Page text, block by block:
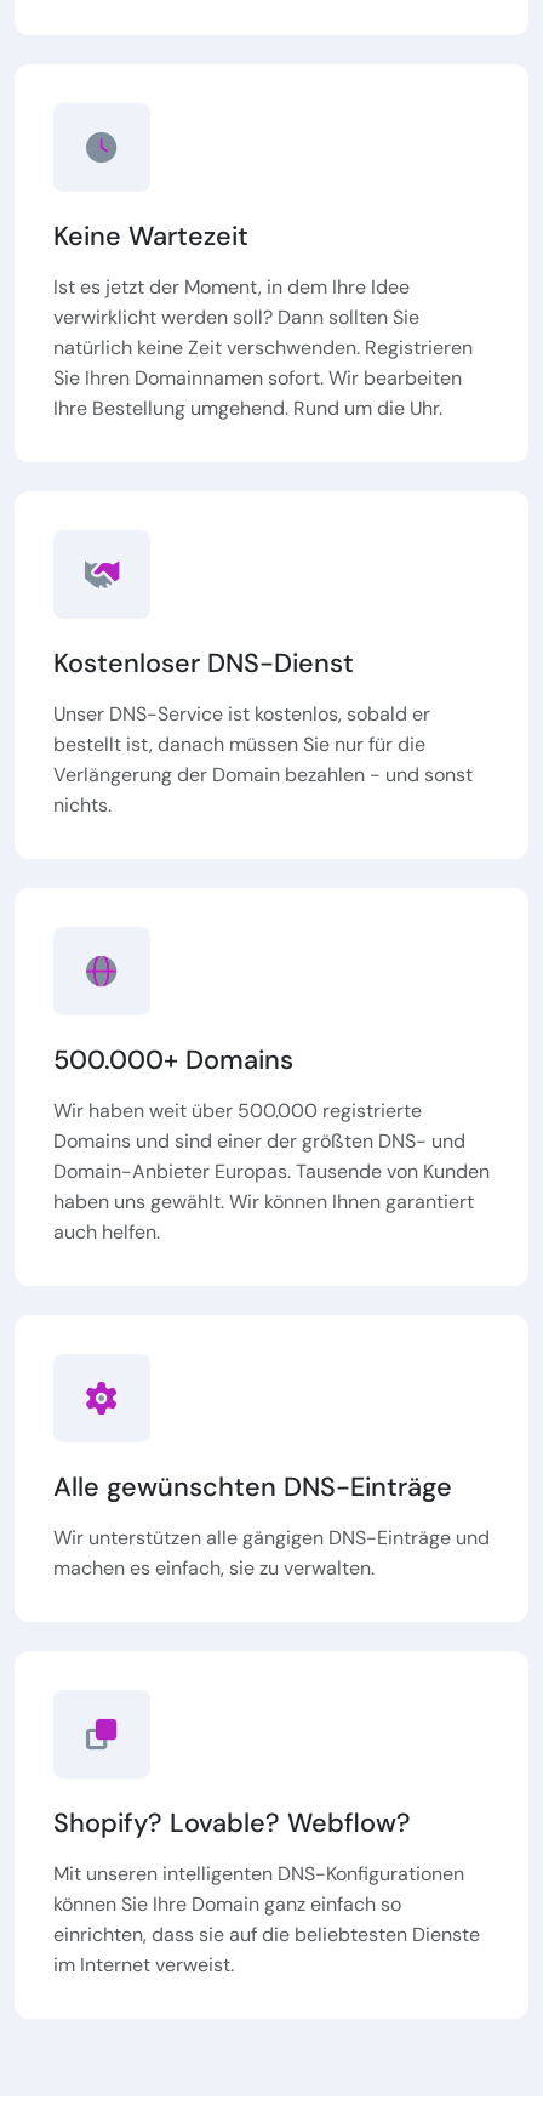
Keine Wartezeit
Ist es jetzt der Moment, in dem Ihre Idee
verwirklicht werden soll? Dann sollten Sie
natürlich keine Zeit verschwenden. Registrieren
Sie Ihren Domainnamen sofort. Wir bearbeiten
Ihre Bestellung umgehend. Rund um die Uhr.
Kostenloser DNS-Dienst
Unser DNS-Service ist kostenlos, sobald er
bestellt ist, danach müssen Sie nur für die
Verlängerung der Domain bezahlen - und sonst
nichts.
500.000+ Domains
Wir haben weit über 500.000 registrierte
Domains und sind einer der größten DNS- und
Domain-Anbieter Europas. Tausende von Kunden
haben uns gewählt. Wir können Ihnen garantiert
auch helfen.
Alle gewünschten DNS-Einträge
Wir unterstützen alle gängigen DNS-Einträge und
machen es einfach, sie zu verwalten.
Shopify? Lovable? Webflow?
Mit unseren intelligenten DNS-Konfigurationen
können Sie Ihre Domain ganz einfach so
einrichten, dass sie auf die beliebtesten Dienste
im Internet verweist.